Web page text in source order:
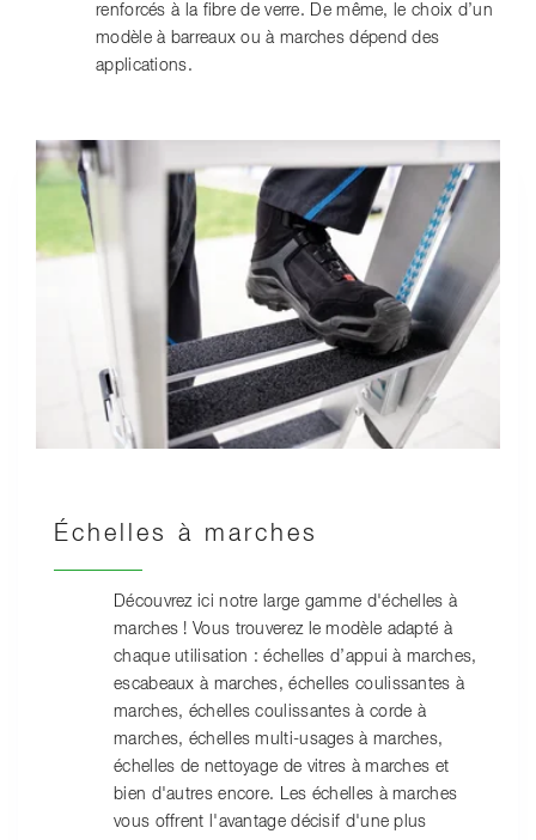
renforcés à la fibre de verre. De même, le choix d’un
modèle à barreaux ou à marches dépend des
applications.
Échelles à marches
Découvrez ici notre large gamme d'échelles à
marches ! Vous trouverez le modèle adapté à
chaque utilisation : échelles d’appui à marches,
escabeaux à marches, échelles coulissantes à
marches, échelles coulissantes à corde à
marches, échelles multi-usages à marches,
échelles de nettoyage de vitres à marches et
bien d'autres encore. Les échelles à marches
vous offrent l'avantage décisif d'une plus